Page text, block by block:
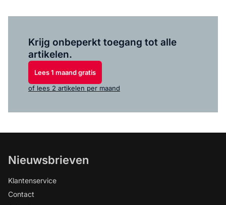
Krijg onbeperkt toegang tot alle
artikelen.
Lees 1 maand gratis
of lees 2 artikelen per maand
Nieuwsbrieven
Klantenservice
Contact